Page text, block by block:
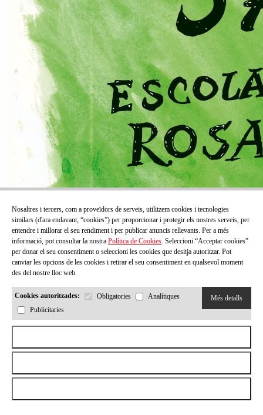
Nosaltres i tercers, com a proveïdors de serveis, utilitzem cookies i tecnologies
similars (d'ara endavant, “cookies”) per proporcionar i protegir els nostres serveis, per
entendre i millorar el seu rendiment i per publicar anuncis rellevants. Per a més
informació, pot consultar la nostra Política de Cookies. Seleccioni “Acceptar cookies”
per donar el seu consentiment o seleccioni les cookies que desitja autoritzar. Pot
canviar les opcions de les cookies i retirar el seu consentiment en qualsevol moment
des del nostre lloc web.
Cookies autoritzades: Obligatories
Analítiques
Publicitaries
Més detalls